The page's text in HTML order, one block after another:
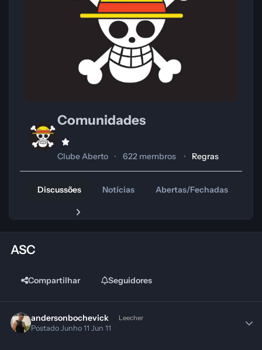
Comunidades
Clube Aberto 622 membros Regras
Discussões Notícias Abertas/Fechadas
ASC
Compartilhar Seguidores
andersonbochevick Leecher
PostadoJunho 11Jun 11